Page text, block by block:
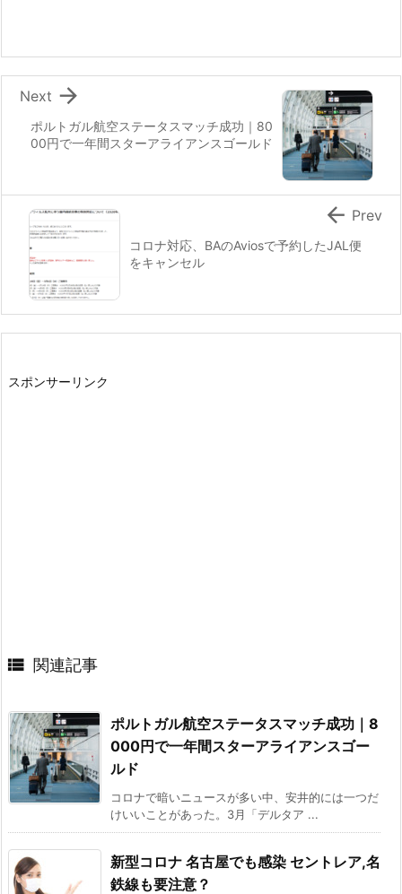
ポルトガル航空ステータスマッチ成功｜80
00円で一年間スターアライアンスゴールド

Next
コロナ対応、BAのAviosで予約したJAL便
をキャンセル
 Prev
スポンサーリンク
 関連記事
ポルトガル航空ステータスマッチ成功｜8
000円で一年間スターアライアンスゴー
ルド
コロナで暗いニュースが多い中、安井的には一つだ
けいいことがあった。3月「デルタア ...
新型コロナ 名古屋でも感染 セントレア,名
鉄線も要注意？